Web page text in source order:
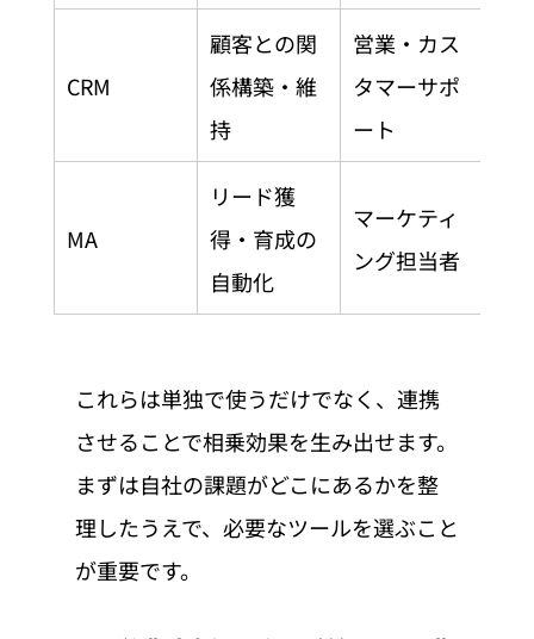
CRM
顧客との関
係構築・維
持
営業・カス
タマーサポ
ート
MA
リード獲
得・育成の
自動化
マーケティ
ング担当者
これらは単独で使うだけでなく、連携
させることで相乗効果を生み出せます。
まずは自社の課題がどこにあるかを整
理したうえで、必要なツールを選ぶこと
が重要です。